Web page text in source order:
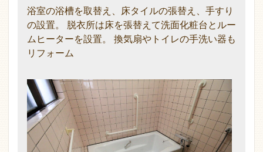
浴室の浴槽を取替え、床タイルの張替え、手すり
の設置。 脱衣所は床を張替えて洗面化粧台とルー
ムヒーターを設置。 換気扇やトイレの手洗い器も
リフォーム